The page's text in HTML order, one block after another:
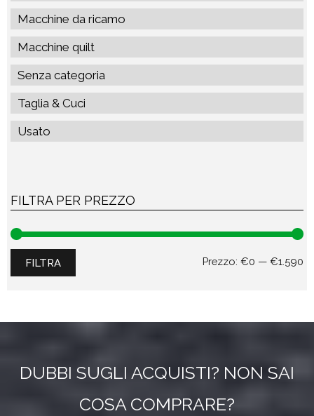
Macchine da ricamo
Macchine quilt
Senza categoria
Taglia & Cuci
Usato
FILTRA PER PREZZO
FILTRA Prezzo: €0 — €1.590
DUBBI SUGLI ACQUISTI? NON SAI
COSA COMPRARE?